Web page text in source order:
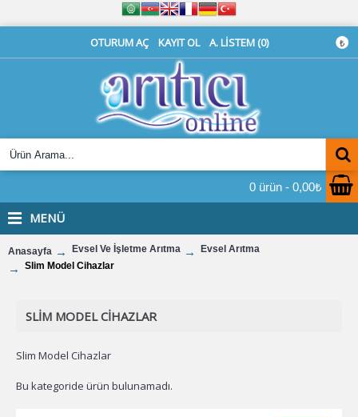
₺
OTURUM AÇ KAYIT OL A. LISTEM (0)
0 ürün - 0,00₺
MENÜ
Anasayfa Evsel Ve İşletme Arıtma
Evsel Arıtma
Slim Model Cihazlar
SLIM MODEL CIHAZLAR
Slim Model Cihazlar
Bu kategoride ürün bulunamadı.